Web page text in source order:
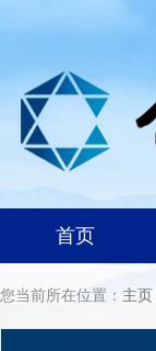
首页
您当前所在位置： 主页